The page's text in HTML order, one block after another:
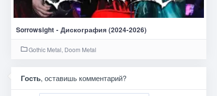
Sorrowsight - Дискография (2024-2026)
Gothic Metal, Doom Metal
Гость, оставишь комментарий?